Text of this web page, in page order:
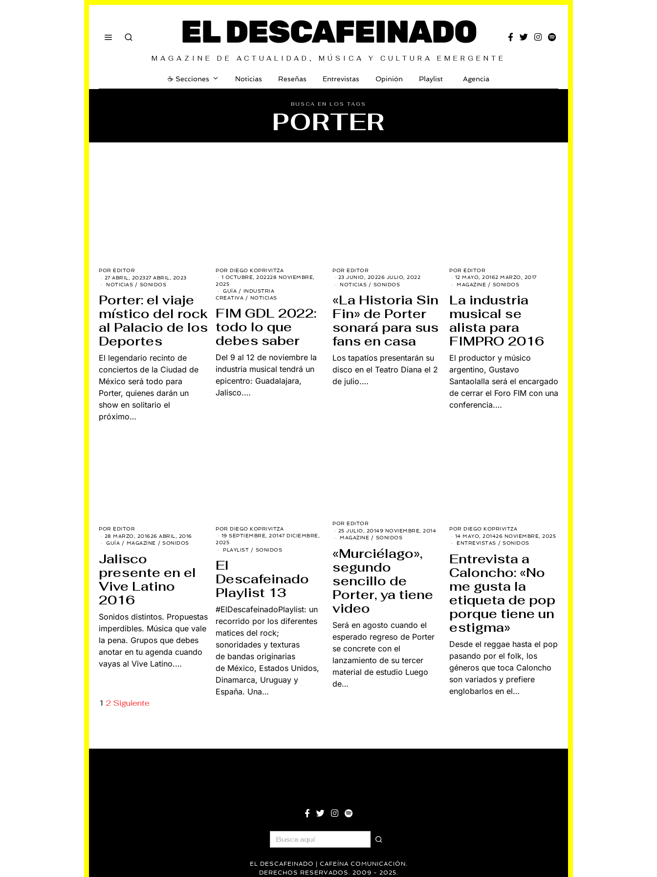
EL DESCAFEINADO
MAGAZINE DE ACTUALIDAD, MÚSICA Y CULTURA EMERGENTE
☕️ Secciones Noticias Reseñas Entrevistas Opinión Playlist Agencia
BUSCA EN LOS TAGS
PORTER
POR EDITOR
27 ABRIL, 202327 ABRIL, 2023
NOTICIAS / SONIDOS
Porter: el viaje
místico del rock
al Palacio de los
Deportes
El legendario recinto de
conciertos de la Ciudad de
México será todo para
Porter, quienes darán un
show en solitario el
próximo…
POR DIEGO KOPRIVITZA
1 OCTUBRE, 202228 NOVIEMBRE,
2025
GUÍA / INDUSTRIA
CREATIVA / NOTICIAS
FIM GDL 2022:
todo lo que
debes saber
Del 9 al 12 de noviembre la
industria musical tendrá un
epicentro: Guadalajara,
Jalisco.…
POR EDITOR
23 JUNIO, 20226 JULIO, 2022
NOTICIAS / SONIDOS
«La Historia Sin
Fin» de Porter
sonará para sus
fans en casa
Los tapatíos presentarán su
disco en el Teatro Diana el 2
de julio.…
POR EDITOR
12 MAYO, 20162 MARZO, 2017
MAGAZINE / SONIDOS
La industria
musical se
alista para
FIMPRO 2016
El productor y músico
argentino, Gustavo
Santaolalla será el encargado
de cerrar el Foro FIM con una
conferencia.…
POR EDITOR
28 MARZO, 201626 ABRIL, 2016
GUÍA / MAGAZINE / SONIDOS
Jalisco
presente en el
Vive Latino
2016
Sonidos distintos. Propuestas
imperdibles. Música que vale
la pena. Grupos que debes
anotar en tu agenda cuando
vayas al Vive Latino.…
POR DIEGO KOPRIVITZA
19 SEPTIEMBRE, 20147 DICIEMBRE,
2025
PLAYLIST / SONIDOS
El
Descafeinado
Playlist 13
#ElDescafeinadoPlaylist: un
recorrido por los diferentes
matices del rock;
sonoridades y texturas
de bandas originarias
de México, Estados Unidos,
Dinamarca, Uruguay y
España. Una…
POR EDITOR
25 JULIO, 20149 NOVIEMBRE, 2014
MAGAZINE / SONIDOS
«Murciélago»,
segundo
sencillo de
Porter, ya tiene
video
Será en agosto cuando el
esperado regreso de Porter
se concrete con el
lanzamiento de su tercer
material de estudio Luego
de…
POR DIEGO KOPRIVITZA
14 MAYO, 201426 NOVIEMBRE, 2025
ENTREVISTAS / SONIDOS
Entrevista a
Caloncho: «No
me gusta la
etiqueta de pop
porque tiene un
estigma»
Desde el reggae hasta el pop
pasando por el folk, los
géneros que toca Caloncho
son variados y prefiere
englobarlos en el…
1 2 Siguiente
EL DESCAFEINADO | CAFEÍNA COMUNICACIÓN.
DERECHOS RESERVADOS. 2009 - 2025.